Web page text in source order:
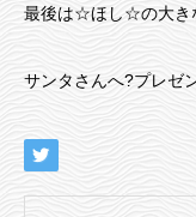
最後は☆ほし☆の大き
サンタさんへ?プレゼ